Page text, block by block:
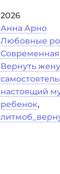
2026
Анна Арно
Любовные
Вернуть
настоящий
ребенок,